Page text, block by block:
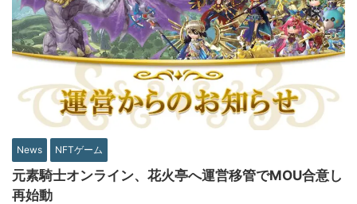
News NFTゲーム
元素騎士オンライン、花火亭へ運営移管でMOU合意し
再始動